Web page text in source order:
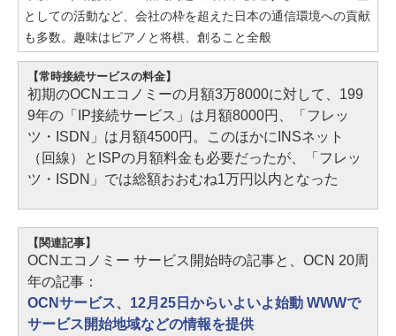
としての活動など、会社の枠を超えた日本の通信環境への貢献
も多数。趣味はピアノと将棋、創ること全般
【常時接続サービスの料金】
初期のOCNエコノミーの月額3万8000に対して、199
9年の「IP接続サービス」は月額8000円、「フレッ
ツ・ISDN」は月額4500円。このほかにINSネット
（回線）とISPの月額料金も必要だったが、「フレッ
ツ・ISDN」では総額おおむね1万円以内となった
【関連記事】
OCNエコノミー サービス開始時の記事と、OCN 20周
年の記事：
OCNサービス、12月25日からいよいよ始動 WWWで
サービス開始地域などの情報を提供